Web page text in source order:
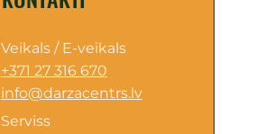
Veikals / E-veikals
+371 27 316 670
info@darzacentrs.lv
Serviss